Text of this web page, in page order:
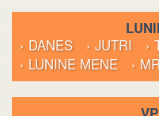
› DANES
› JUTRI ›
› LUNINE MENE
›